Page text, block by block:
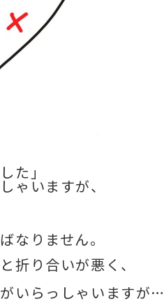
た」
ゃいますが、
なりません。
折り合いが悪く、
いらっしゃいますが…